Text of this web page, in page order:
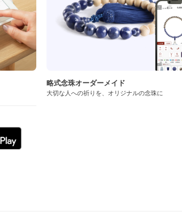
略式念珠オーダーメイド
大切な人への祈りを、オリジナルの念珠に